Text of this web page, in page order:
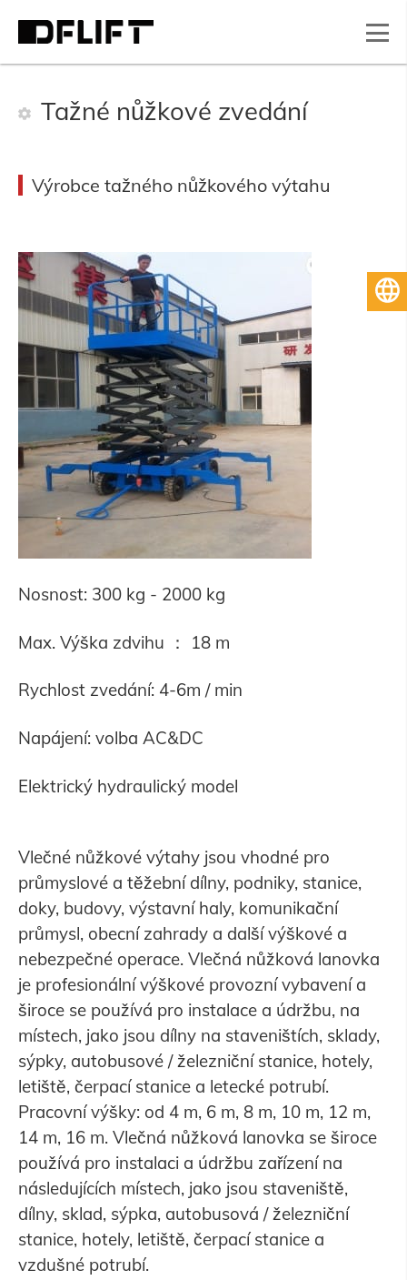
Tažné nůžkové zvedání
Výrobce tažného nůžkového výtahu
Nosnost: 300 kg - 2000 kg
Max. Výška zdvihu ： 18 m
Rychlost zvedání: 4-6m / min
Napájení: volba AC&DC
Elektrický hydraulický model
Vlečné nůžkové výtahy jsou vhodné pro
průmyslové a těžební dílny, podniky, stanice,
doky, budovy, výstavní haly, komunikační
průmysl, obecní zahrady a další výškové a
nebezpečné operace. Vlečná nůžková lanovka
je profesionální výškové provozní vybavení a
široce se používá pro instalace a údržbu, na
místech, jako jsou dílny na staveništích, sklady,
sýpky, autobusové / železniční stanice, hotely,
letiště, čerpací stanice a letecké potrubí.
Pracovní výšky: od 4 m, 6 m, 8 m, 10 m, 12 m,
14 m, 16 m. Vlečná nůžková lanovka se široce
používá pro instalaci a údržbu zařízení na
následujících místech, jako jsou staveniště,
dílny, sklad, sýpka, autobusová / železniční
stanice, hotely, letiště, čerpací stanice a
vzdušné potrubí.
Čeština